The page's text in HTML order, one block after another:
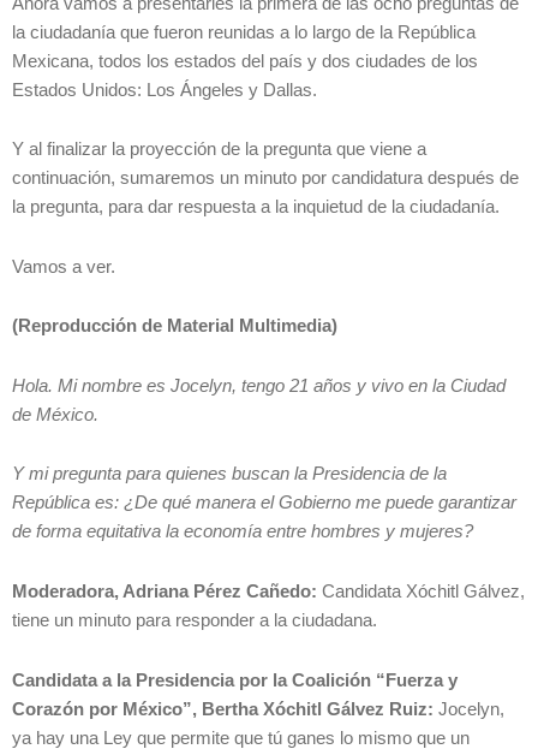
la ciudadanía que fueron reunidas a lo largo de la República
Mexicana, todos los estados del país y dos ciudades de los
Estados Unidos: Los Ángeles y Dallas.
Y al finalizar la proyección de la pregunta que viene a
continuación, sumaremos un minuto por candidatura después de
la pregunta, para dar respuesta a la inquietud de la ciudadanía.
Vamos a ver.
(Reproducción de Material Multimedia)
Hola. Mi nombre es Jocelyn, tengo 21 años y vivo en la Ciudad
de México.
Y mi pregunta para quienes buscan la Presidencia de la
República es: ¿De qué manera el Gobierno me puede garantizar
de forma equitativa la economía entre hombres y mujeres?
Moderadora, Adriana Pérez Cañedo: Candidata Xóchitl Gálvez,
tiene un minuto para responder a la ciudadana.
Candidata a la Presidencia por la Coalición “Fuerza y
Corazón por México”, Bertha Xóchitl Gálvez Ruiz: Jocelyn,
ya hay una Ley que permite que tú ganes lo mismo que un